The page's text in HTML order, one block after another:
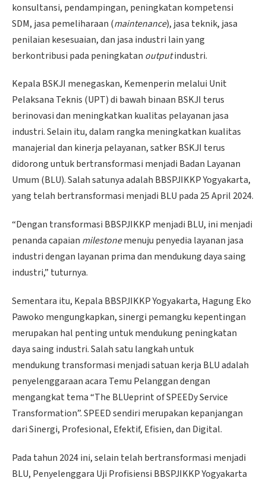
konsultansi, pendampingan, peningkatan kompetensi
SDM, jasa pemeliharaan (maintenance), jasa teknik, jasa
penilaian kesesuaian, dan jasa industri lain yang
berkontribusi pada peningkatan outputindustri.
Kepala BSKJI menegaskan, Kemenperin melalui Unit
Pelaksana Teknis (UPT) di bawah binaan BSKJI terus
berinovasi dan meningkatkan kualitas pelayanan jasa
industri. Selain itu, dalam rangka meningkatkan kualitas
manajerial dan kinerja pelayanan, satker BSKJI terus
didorong untuk bertransformasi menjadi Badan Layanan
Umum (BLU). Salah satunya adalah BBSPJIKKP Yogyakarta,
yang telah bertransformasi menjadi BLU pada 25 April 2024.
“Dengan transformasi BBSPJIKKP menjadi BLU, ini menjadi
penanda capaian milestonemenuju penyedia layanan jasa
industri dengan layanan prima dan mendukung daya saing
industri,” tuturnya.
Sementara itu, Kepala BBSPJIKKP Yogyakarta, Hagung Eko
Pawoko mengungkapkan, sinergi pemangku kepentingan
merupakan hal penting untuk mendukung peningkatan
daya saing industri. Salah satu langkah untuk
mendukung transformasi menjadi satuan kerja BLU adalah
penyelenggaraan acara Temu Pelanggan dengan
mengangkat tema “The BLUeprint of SPEEDy Service
Transformation”. SPEED sendiri merupakan kepanjangan
dari Sinergi, Profesional, Efektif, Efisien, dan Digital.
Pada tahun 2024 ini, selain telah bertransformasi menjadi
BLU, Penyelenggara Uji Profisiensi BBSPJIKKP Yogyakarta